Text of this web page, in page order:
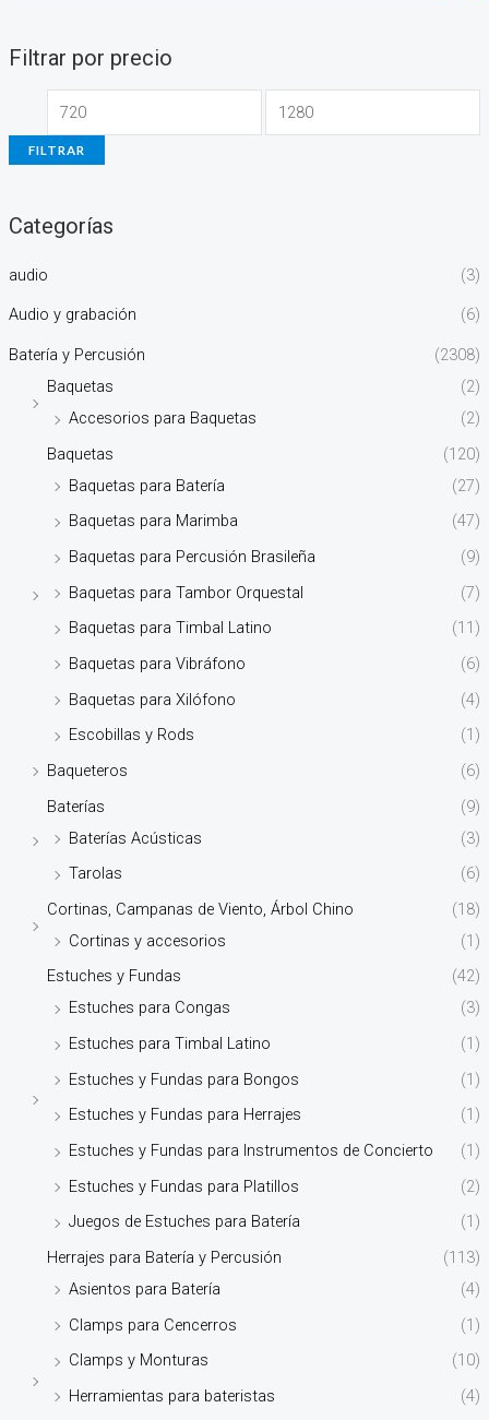
Filtrar por precio
FILTRAR
Categorías
audio (3)
Audio y grabación (6)
Batería y Percusión
(2308)
Baquetas
(2)
Accesorios para Baquetas
(2)
Baquetas
(120)
Baquetas para Batería
(27)
Baquetas para Marimba
(47)
Baquetas para Percusión Brasileña
(9)
Baquetas para Tambor Orquestal
(7)
Baquetas para Timbal Latino
(11)
Baquetas para Vibráfono
(6)
Baquetas para Xilófono
(4)
Escobillas y Rods
(1)
Baqueteros
(6)
Baterías
(9)
Baterías Acústicas
(3)
Tarolas
(6)
Cortinas, Campanas de Viento, Árbol Chino
(18)
Cortinas y accesorios
(1)
Estuches y Fundas
(42)
Estuches para Congas
(3)
Estuches para Timbal Latino
(1)
Estuches y Fundas para Bongos
(1)
Estuches y Fundas para Herrajes
(1)
Estuches y Fundas para Instrumentos de Concierto
(1)
Estuches y Fundas para Platillos
(2)
Juegos de Estuches para Batería
(1)
Herrajes para Batería y Percusión
(113)
Asientos para Batería
(4)
Clamps para Cencerros
(1)
Clamps y Monturas
(10)
Herramientas para bateristas
(4)